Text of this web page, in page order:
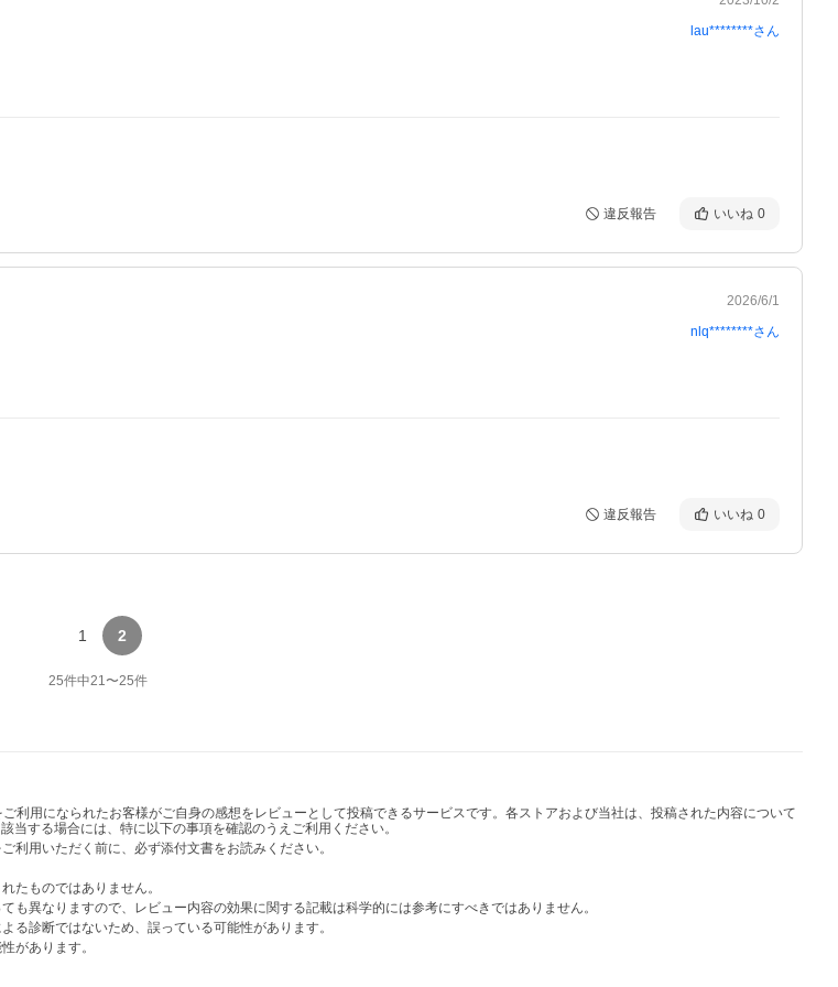
lau********さん
違反報告 いいね 0
2026/6/1
nlq********さん
違反報告 いいね 0
1 2
25件中21〜25件
利用になられたお客様がご自身の感想をレビューとして投稿できるサービスです。各ストアおよび当社は、投稿された内容について
する場合には、特に以下の事項を確認のうえご利用ください。
利用いただく前に、必ず添付文書をお読みください。
たものではありません。
異なりますので、レビュー内容の効果に関する記載は科学的には参考にすべきではありません。
る診断ではないため、誤っている可能性があります。
があります。